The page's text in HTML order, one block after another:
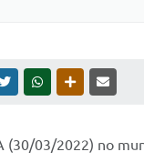
TWITTERWHATSAPPOUTRAS
(30/03/2022) no